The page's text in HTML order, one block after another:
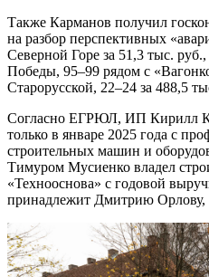
Также Карманов получил
на разбор перспективных
Северной Горе за 51,3 тыс.
Победы, 95–99 рядом с
Старорусской, 22–24 за 488,5
Согласно ЕГРЮЛ, ИП Кирилл
только в январе 2025 года с
строительных машин и
Тимуром Мусиенко владел
«Технооснова» с годовой
принадлежит Дмитрию